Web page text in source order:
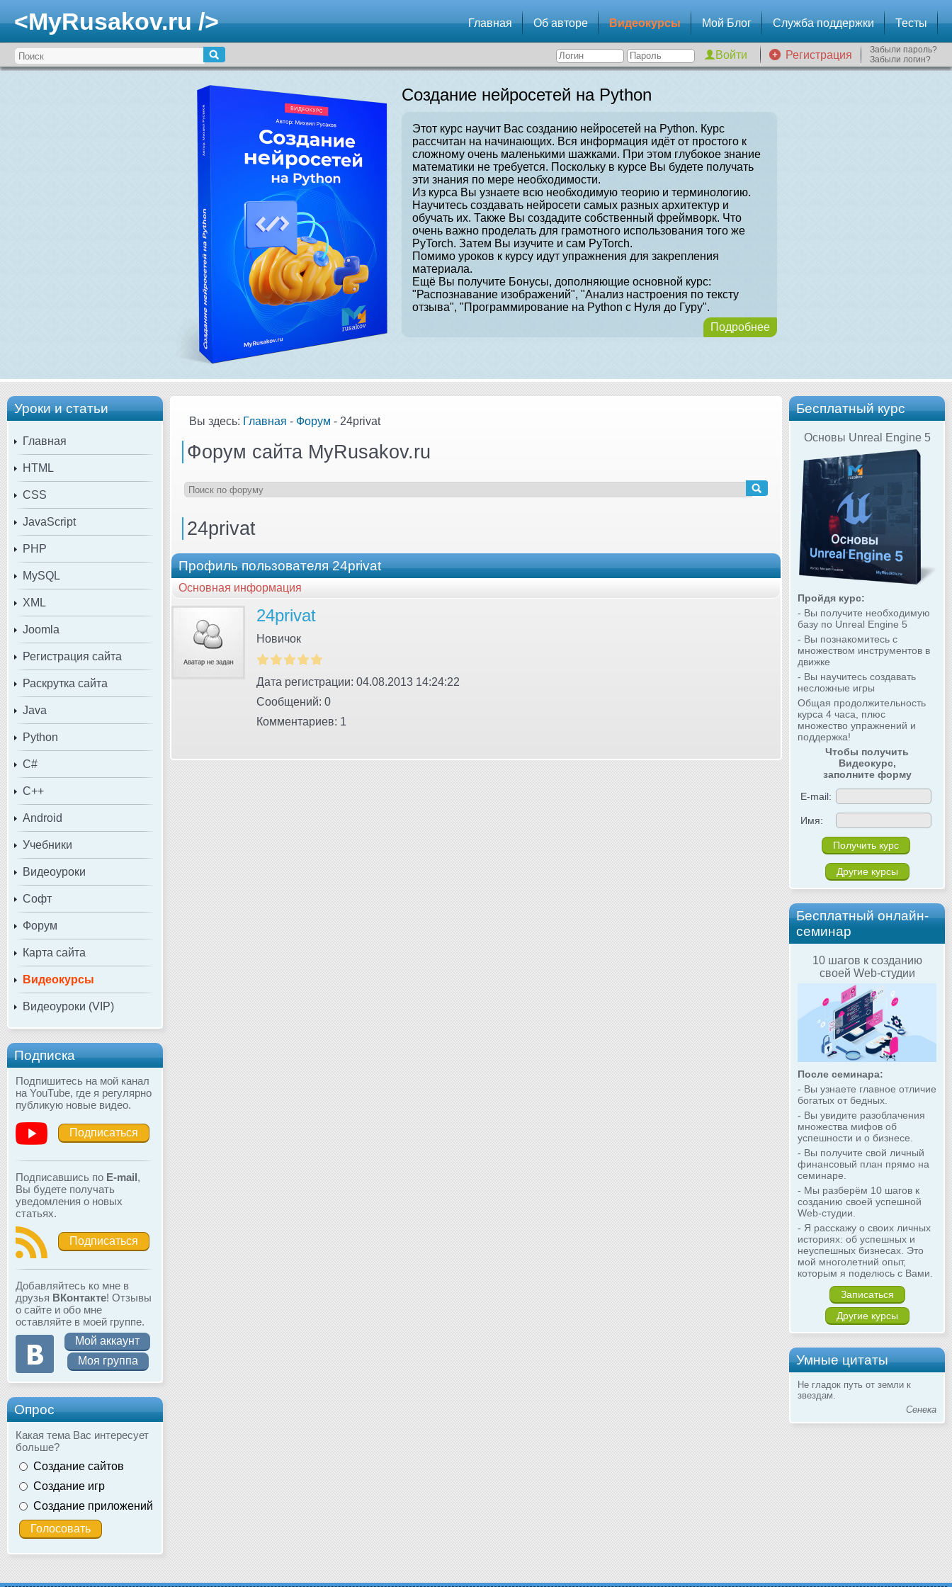
<MyRusakov.ru /> Главная Об авторе Видеокурсы Мой Блог Служба поддержки Тесты
Регистрация
Забыли пароль?
Забыли логин?
Создание нейросетей на Python
Этот курс научит Вас созданию нейросетей на Python. Курс
рассчитан на начинающих. Вся информация идёт от простого к
сложному очень маленькими шажками. При этом глубокое знание
математики не требуется. Поскольку в курсе Вы будете получать
эти знания по мере необходимости.
Из курса Вы узнаете всю необходимую теорию и терминологию.
Научитесь создавать нейросети самых разных архитектур и
обучать их. Также Вы создадите собственный фреймворк. Что
очень важно проделать для грамотного использования того же
PyTorch. Затем Вы изучите и сам PyTorch.
Помимо уроков к курсу идут упражнения для закрепления
материала.
Ещё Вы получите Бонусы, дополняющие основной курс:
"Распознавание изображений", "Анализ настроения по тексту
отзыва", "Программирование на Python с Нуля до Гуру".
Подробнее
Уроки и статьи
Главная
HTML
CSS
JavaScript
PHP
MySQL
XML
Joomla
Регистрация сайта
Раскрутка сайта
Java
Python
C#
C++
Android
Учебники
Видеоуроки
Софт
Форум
Карта сайта
Видеокурсы
Видеоуроки (VIP)
Подписка
Подпишитесь на мой канал
на YouTube, где я регулярно
публикую новые видео.
Подписаться
Подписавшись по E-mail,
Вы будете получать
уведомления о новых
статьях.
Подписаться
Добавляйтесь ко мне в
друзья ВКонтакте! Отзывы
о сайте и обо мне
оставляйте в моей группе.
Мой аккаунт
Моя группа
Опрос
Какая тема Вас интересует
больше?
Создание сайтов
Создание игр
Создание приложений
Бесплатный курс
Основы Unreal Engine 5
Пройдя курс:
- Вы получите необходимую
базу по Unreal Engine 5
- Вы познакомитесь с
множеством инструментов в
движке
- Вы научитесь создавать
несложные игры
Общая продолжительность
курса 4 часа, плюс
множество упражнений и
поддержка!
Чтобы получить
Видеокурс,
заполните форму
E-mail:
Имя:
Другие курсы
Бесплатный онлайн-
семинар
10 шагов к созданию
своей Web-студии
После семинара:
- Вы узнаете главное отличие
богатых от бедных.
- Вы увидите разоблачения
множества мифов об
успешности и о бизнесе.
- Вы получите свой личный
финансовый план прямо на
семинаре.
- Мы разберём 10 шагов к
созданию своей успешной
Web-студии.
- Я расскажу о своих личных
историях: об успешных и
неуспешных бизнесах. Это
мой многолетний опыт,
которым я поделюсь с Вами.
Записаться
Другие курсы
Умные цитаты
Не гладок путь от земли к
звездам.
Сенека
Вы здесь: Главная - Форум - 24privat
Форум сайта MyRusakov.ru
24privat
Профиль пользователя 24privat
Основная информация
24privat
Новичок
Дата регистрации: 04.08.2013 14:24:22
Сообщений: 0
Комментариев: 1